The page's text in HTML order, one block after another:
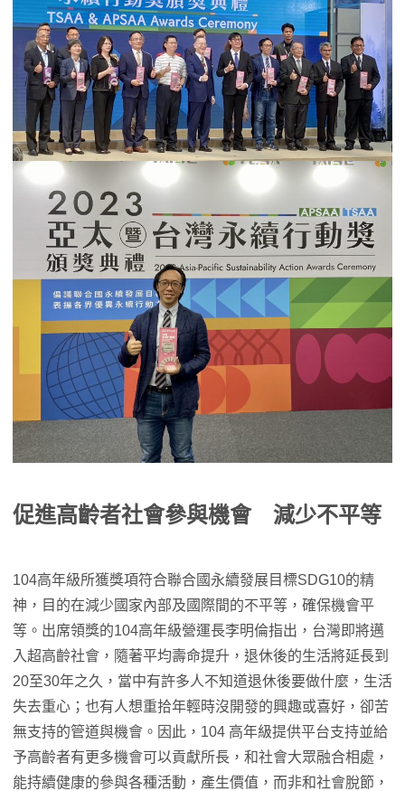
促進高齡者社會參與機會 減少不平等
104高年級所獲獎項符合聯合國永續發展目標SDG10的精
神，目的在減少國家內部及國際間的不平等，確保機會平
等。出席領獎的104高年級營運長李明倫指出，台灣即將邁
入超高齡社會，隨著平均壽命提升，退休後的生活將延長到
20至30年之久，當中有許多人不知道退休後要做什麼，生活
失去重心；也有人想重拾年輕時沒開發的興趣或喜好，卻苦
無支持的管道與機會。因此，104 高年級提供平台支持並給
予高齡者有更多機會可以貢獻所長，和社會大眾融合相處，
能持續健康的參與各種活動，產生價值，而非和社會脫節，